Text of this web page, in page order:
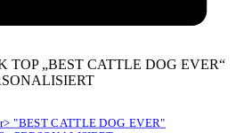
TOP „BEST CATTLE DOG EVER“